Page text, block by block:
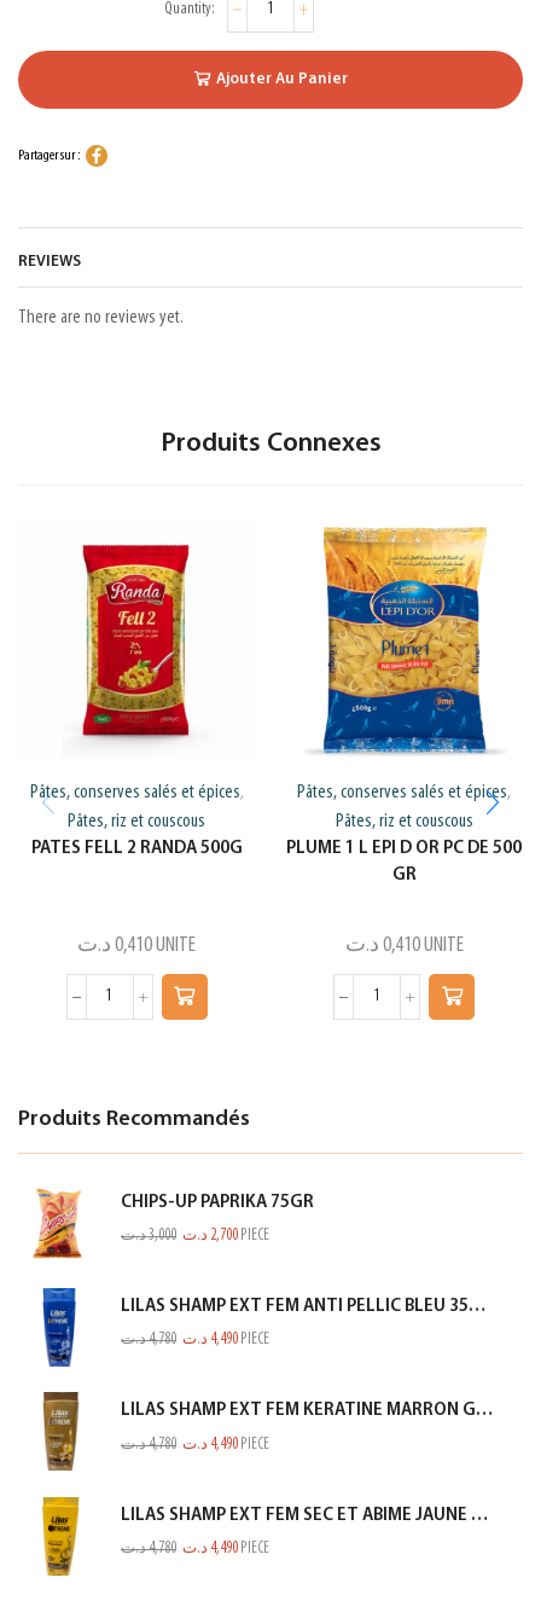
Ajouter Au Panier
Partager sur :
REVIEWS
There are no reviews yet.
Produits Connexes
Pâtes, conserves salés et épices,
Pâtes, riz et couscous
PATES FELL 2 RANDA 500G
0,410 د.ت UNITE
Pâtes, conserves salés et épices,
Pâtes, riz et couscous
PLUME 1 L EPI D OR PC DE 500
GR
0,410 د.ت UNITE
Produits Recommandés
CHIPS-UP PAPRIKA 75GR
3,000د.ت 2,700 د.ت PIECE
LILAS SHAMP EXT FEM ANTI PELLIC BLEU 350ML
4,780د.ت 4,490 د.ت PIECE
LILAS SHAMP EXT FEM KERATINE MARRON GOLD 350ML
4,780د.ت 4,490 د.ت PIECE
LILAS SHAMP EXT FEM SEC ET ABIME JAUNE 350ML
4,780د.ت 4,490 د.ت PIECE